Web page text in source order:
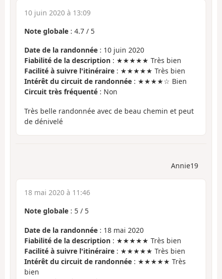
10 juin 2020 à 13:09
Note globale : 4.7 / 5
Date de la randonnée : 10 juin 2020
Fiabilité de la description : ★★★★★ Très bien
Facilité à suivre l'itinéraire : ★★★★★ Très bien
Intérêt du circuit de randonnée : ★★★★☆ Bien
Circuit très fréquenté : Non
Très belle randonnée avec de beau chemin et peut
de dénivelé
Annie19
18 mai 2020 à 11:46
Note globale : 5 / 5
Date de la randonnée : 18 mai 2020
Fiabilité de la description : ★★★★★ Très bien
Facilité à suivre l'itinéraire : ★★★★★ Très bien
Intérêt du circuit de randonnée : ★★★★★ Très
bien